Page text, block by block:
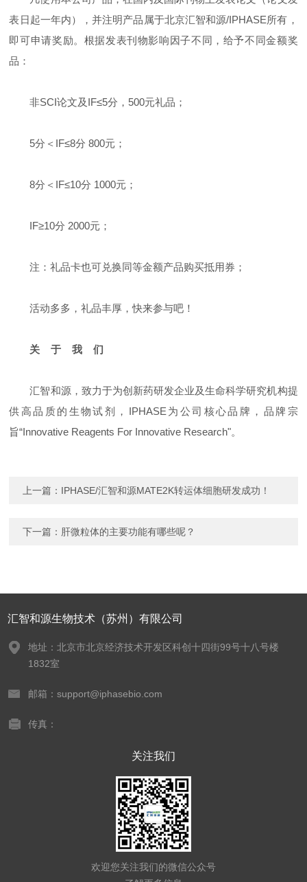
表日起一年内），并注明产品属于北京汇智和源/IPHASE所有，
即可申请奖励。根据发表刊物影响因子不同，给予不同金额奖
品：
非SCI论文及IF≤5分，500元礼品；
5分＜IF≤8分 800元；
8分＜IF≤10分 1000元；
IF≥10分 2000元；
注：礼品卡也可兑换同等金额产品购买抵用券；
活动多多，礼品丰厚，快来参与吧！
关 于 我 们
汇智和源，致力于为创新药研发企业及生命科学研究机构提
供高品质的生物试剂，IPHASE为公司核心品牌，品牌宗
旨“Innovative Reagents For Innovative Research"。
上一篇： IPHASE/汇智和源MATE2K转运体细胞研发成功！
下一篇： 肝微粒体的主要功能有哪些呢？
汇智和源生物技术（苏州）有限公司
地址：北京市北京经济技术开发区科创十四街99号十八号楼
1832室
邮箱：support@iphasebio.com
传真：
关注我们
欢迎您关注我们的微信公众号